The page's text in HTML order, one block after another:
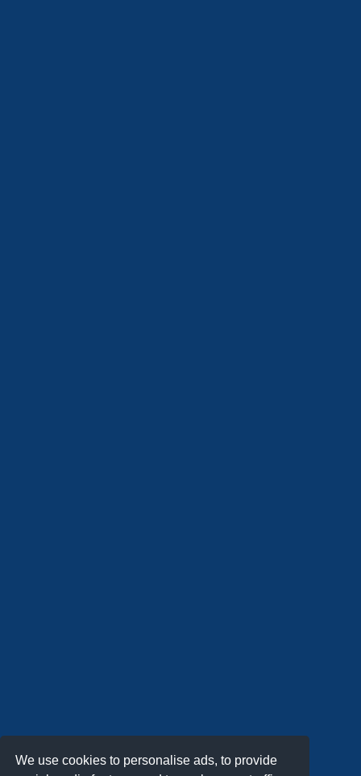
We use cookies to personalise ads, to provide